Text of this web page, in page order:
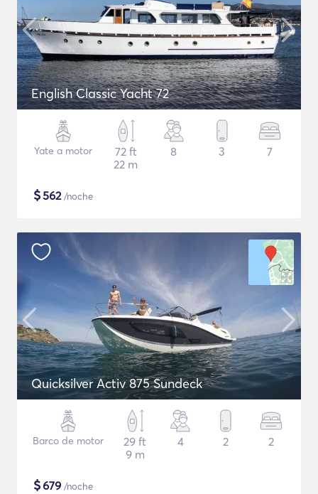
English Classic Yacht 72
Yate a motor
72 ft
22 m
8 3 7
$562/noche
Quicksilver Activ 875 Sundeck
Barco de motor
29 ft
9 m
4 2 2
$679 /noche